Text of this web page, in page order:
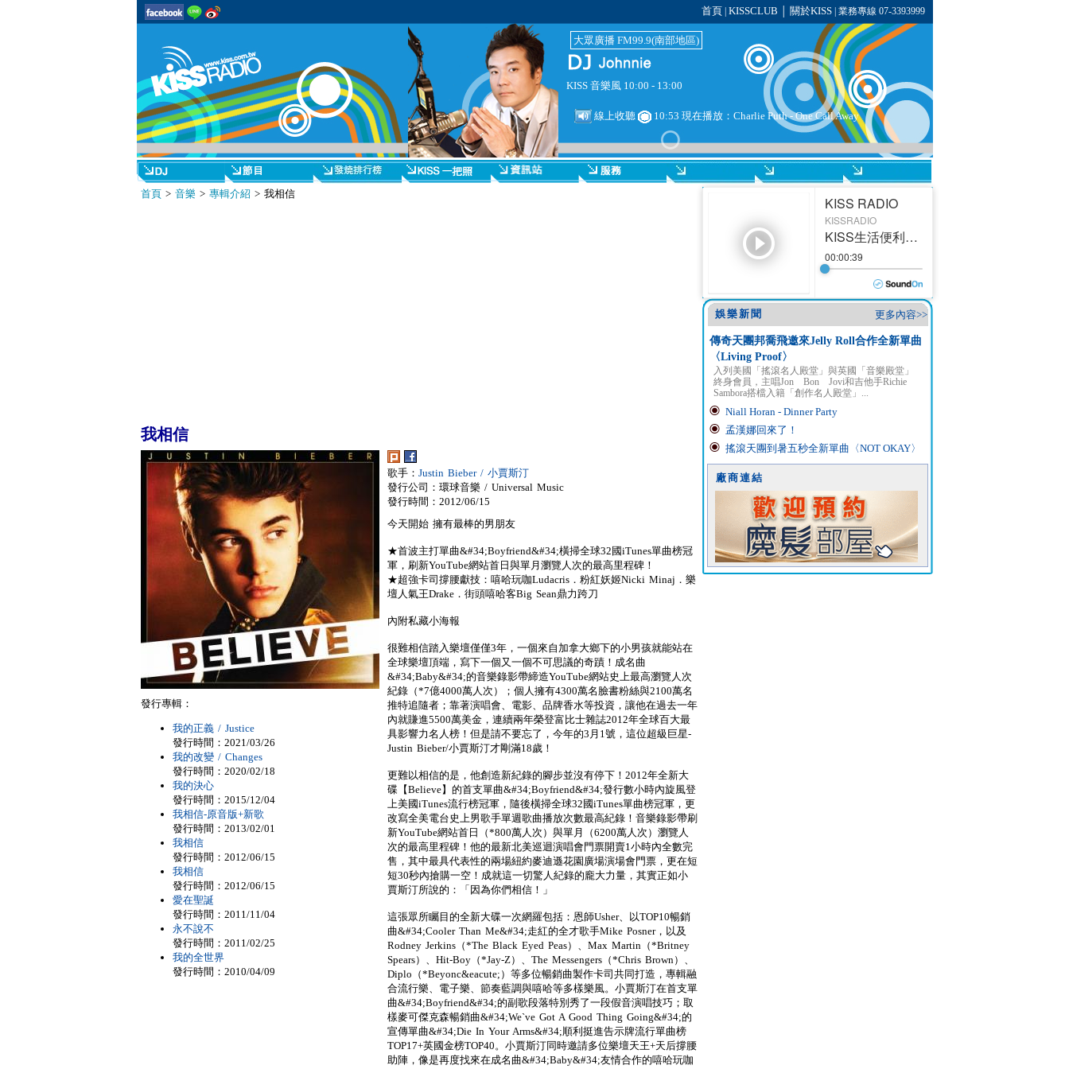
首頁 KISSCLUB 關於KISS| 業務專線 07-3393999
大眾廣播 FM99.9(南部地區)
KISS 音樂風 10:00 - 13:00
線上收聽 10:53 現在播放： Charlie Puth- One Call Away
首頁> 音樂> 專輯介紹 > 我相信
我相信
歌手： Justin Bieber / 小賈斯汀
發行公司：環球音樂 / Universal Music
發行時間：2012/06/15
今天開始 擁有最棒的男朋友
★首波主打單曲&#34;Boyfriend&#34;橫掃全球32國iTunes單曲榜冠
軍，刷新YouTube網站首日與單月瀏覽人次的最高里程碑！
★超強卡司撐腰獻技：嘻哈玩咖Ludacris．粉紅妖姬Nicki Minaj．樂
壇人氣王Drake．街頭嘻哈客Big Sean鼎力跨刀
內附私藏小海報
很難相信踏入樂壇僅僅3年，一個來自加拿大鄉下的小男孩就能站在
全球樂壇頂端，寫下一個又一個不可思議的奇蹟！成名曲
&#34;Baby&#34;的音樂錄影帶締造YouTube網站史上最高瀏覽人次
紀錄（*7億4000萬人次）；個人擁有4300萬名臉書粉絲與2100萬名
推特追隨者；靠著演唱會、電影、品牌香水等投資，讓他在過去一年
內就賺進5500萬美金，連續兩年榮登富比士雜誌2012年全球百大最
具影響力名人榜！但是請不要忘了，今年的3月1號，這位超級巨星-
Justin Bieber/小賈斯汀才剛滿18歲！
更難以相信的是，他創造新紀錄的腳步並沒有停下！2012年全新大
碟【Believe】的首支單曲&#34;Boyfriend&#34;發行數小時內旋風登
上美國iTunes流行榜冠軍，隨後橫掃全球32國iTunes單曲榜冠軍，更
改寫全美電台史上男歌手單週歌曲播放次數最高紀錄！音樂錄影帶刷
新YouTube網站首日（*800萬人次）與單月（6200萬人次）瀏覽人
次的最高里程碑！他的最新北美巡迴演唱會門票開賣1小時內全數完
售，其中最具代表性的兩場紐約麥迪遜花園廣場演場會門票，更在短
短30秒內搶購一空！成就這一切驚人紀錄的龐大力量，其實正如小
賈斯汀所說的：「因為你們相信！」
這張眾所矚目的全新大碟一次網羅包括：恩師Usher、以TOP10暢銷
曲&#34;Cooler Than Me&#34;走紅的全才歌手Mike Posner，以及
Rodney Jerkins（*The Black Eyed Peas）、Max Martin（*Britney
Spears）、Hit-Boy（*Jay-Z）、The Messengers（*Chris Brown）、
Diplo（*Beyonc&eacute;）等多位暢銷曲製作卡司共同打造，專輯融
合流行樂、電子樂、節奏藍調與嘻哈等多樣樂風。小賈斯汀在首支單
曲&#34;Boyfriend&#34;的副歌段落特別秀了一段假音演唱技巧；取
樣麥可傑克森暢銷曲&#34;We`ve Got A Good Thing Going&#34;的
宣傳單曲&#34;Die In Your Arms&#34;順利挺進告示牌流行單曲榜
TOP17+英國金榜TOP40。小賈斯汀同時邀請多位樂壇天王+天后撐腰
助陣，像是再度找來在成名曲&#34;Baby&#34;友情合作的嘻哈玩咖
發行專輯：
我的正義 / Justice
發行時間：2021/03/26
我的改變 / Changes
發行時間：2020/02/18
我的決心
發行時間：2015/12/04
我相信-原音版+新歌
發行時間：2013/02/01
我相信
發行時間：2012/06/15
我相信
發行時間：2012/06/15
愛在聖誕
發行時間：2011/11/04
永不說不
發行時間：2011/02/25
我的全世界
發行時間：2010/04/09
更多內容>>
娛樂新聞
傳奇天團邦喬飛邀來Jelly Roll合作全新單曲
〈Living Proof〉
入列美國「搖滾名人殿堂」與英國「音樂殿堂」
終身會員，主唱Jon Bon Jovi和吉他手Richie
Sambora搭檔入籍「創作名人殿堂」...
Niall Horan - Dinner Party
孟漢娜回來了！
搖滾天團到暑五秒全新單曲〈NOT OKAY〉
廠商連結